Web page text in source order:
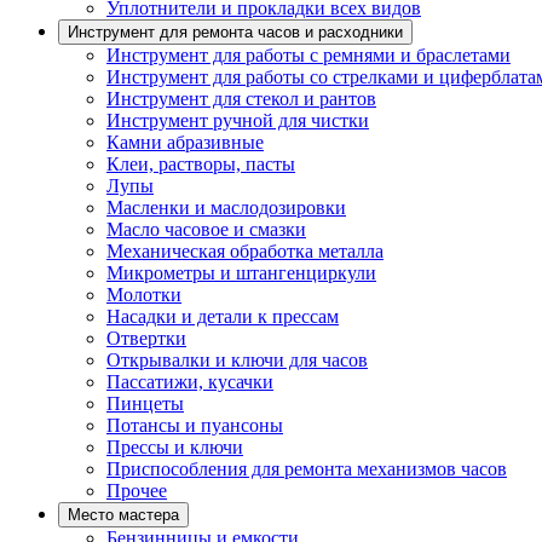
Уплотнители и прокладки всех видов
Инструмент для ремонта часов и расходники
Инструмент для работы с ремнями и браслетами
Инструмент для работы со стрелками и
Инструмент для стекол и рантов
Инструмент ручной для чистки
Камни абразивные
Клеи, растворы, пасты
Лупы
Масленки и маслодозировки
Масло часовое и смазки
Механическая обработка металла
Микрометры и штангенциркули
Молотки
Насадки и детали к прессам
Отвертки
Открывалки и ключи для часов
Пассатижи, кусачки
Пинцеты
Потансы и пуансоны
Прессы и ключи
Приспособления для ремонта механизмов часов
Прочее
Место мастера
Бензинницы и емкости